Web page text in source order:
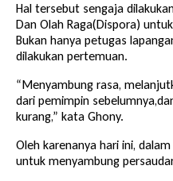
Hal tersebut sengaja
Dan Olah Raga(Dispora)
Bukan hanya petugas
dilakukan pertemuan.
“Menyambung rasa,
dari pemimpin
kurang,” kata Ghony.
Oleh karenanya hari ini,
untuk menyambung